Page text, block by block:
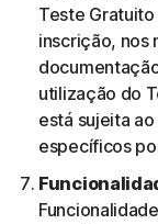
Teste Gratuito
inscrição, nos
utilização do
está sujeita
específicos